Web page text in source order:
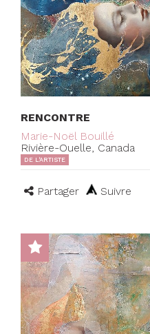
RENCONTRE
Marie-Noël Bouillé
Rivière-Ouelle, Canada
DE L'ARTISTE
Partager Suivre